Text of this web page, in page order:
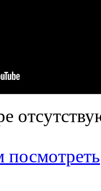
посмотреть